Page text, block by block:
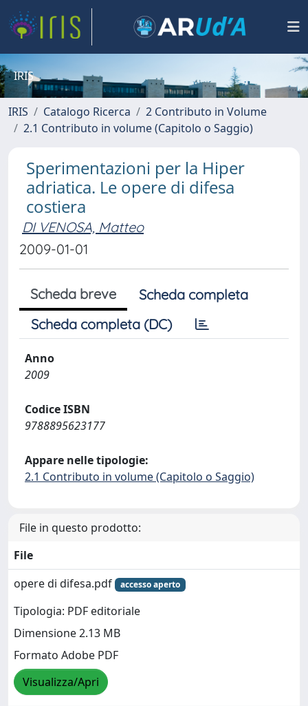
IRIS
IRIS Catalogo Ricerca
2 Contributo in Volume
2.1 Contributo in volume (Capitolo o Saggio)
Sperimentazioni per la Hiper
adriatica. Le opere di difesa
costiera
DI VENOSA, Matteo
2009-01-01
Scheda breve
Scheda completa
Scheda completa (DC)
Anno
2009
Codice ISBN
9788895623177
Appare nelle tipologie:
2.1 Contributo in volume (Capitolo o Saggio)
File in questo prodotto:
File
opere di difesa.pdf
accesso aperto
Tipologia: PDF editoriale
Dimensione 2.13 MB
Formato Adobe PDF
Visualizza/Apri